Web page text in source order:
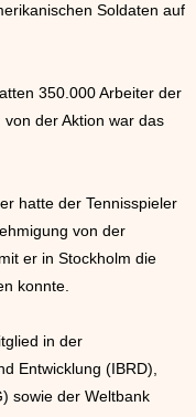
Soldaten auf
350.000 Arbeiter der
der Aktion war das
hatte der Tennisspieler
von der
er in Stockholm die
konnte.
in der
Entwicklung (IBRD),
sowie der Weltbank